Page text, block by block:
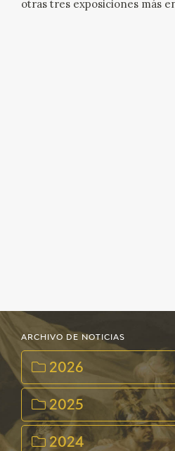
EDUCA
CEDEA
RECURSOS EDUCATIVOS
FICHAS ARASAAC
otras tres exposiciones más
ARCHIVO DE NOTICIAS
2026
2025
2024